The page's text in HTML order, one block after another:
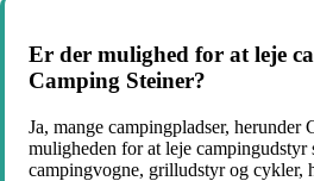
Er der mulighed for at leje
Camping Steiner?
Ja, mange campingpladser, herunder
muligheden for at leje campingudstyr
campingvogne, grilludstyr og cykler,